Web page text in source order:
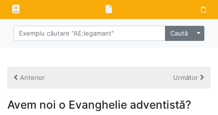
Caută Alege
Anterior Următor
Avem noi o Evanghelie adventistă?